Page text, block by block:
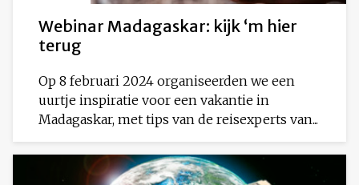
Webinar Madagaskar: kijk ‘m hier
terug
Op 8 februari 2024 organiseerden we een
uurtje inspiratie voor een vakantie in
Madagaskar, met tips van de reisexperts van...